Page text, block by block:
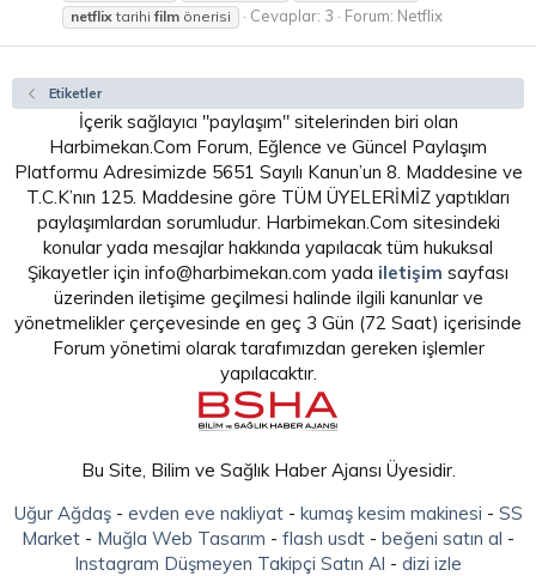
netflix tarihifilm önerisi Cevaplar: 3 Forum: Netflix
Etiketler
İçerik sağlayıcı "paylaşım" sitelerinden biri olan
Harbimekan.Com Forum, Eğlence ve Güncel Paylaşım
Platformu Adresimizde 5651 Sayılı Kanun’un 8. Maddesine ve
T.C.K’nın 125. Maddesine göre TÜM ÜYELERİMİZ yaptıkları
paylaşımlardan sorumludur. Harbimekan.Com sitesindeki
konular yada mesajlar hakkında yapılacak tüm hukuksal
Şikayetler için info@harbimekan.com yada iletişim sayfası
üzerinden iletişime geçilmesi halinde ilgili kanunlar ve
yönetmelikler çerçevesinde en geç 3 Gün (72 Saat) içerisinde
Forum yönetimi olarak tarafımızdan gereken işlemler
yapılacaktır.
Bu Site, Bilim ve Sağlık Haber Ajansı Üyesidir.
Uğur Ağdaş- evden eve nakliyat- kumaş kesim makinesi - SS
Market - Muğla Web Tasarım - flash usdt - beğeni satın al -
Instagram Düşmeyen Takipçi Satın Al - dizi izle